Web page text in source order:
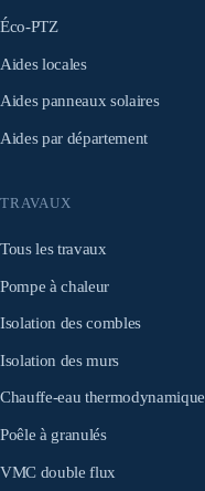
Éco-PTZ
Aides locales
Aides panneaux solaires
Aides par département
TRAVAUX
Tous les travaux
Pompe à chaleur
Isolation des combles
Isolation des murs
Chauffe-eau thermodynamique
Poêle à granulés
VMC double flux